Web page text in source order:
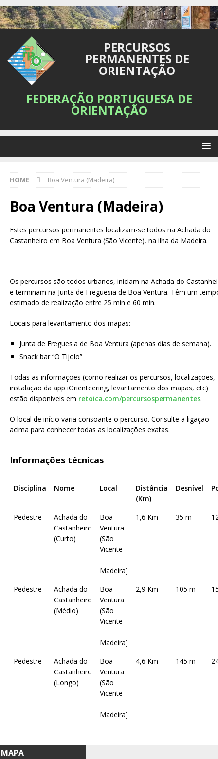
PERCURSOS
PERMANENTES DE
ORIENTAÇÃO
FEDERAÇÃO PORTUGUESA DE
ORIENTAÇÃO
HOME Boa Ventura (Madeira)
Boa Ventura (Madeira)
Estes percursos permanentes localizam-se todos na Achada do
Castanheiro em Boa Ventura (São Vicente), na ilha da Madeira.
Os percursos são todos urbanos, iniciam na Achada do
e terminam na Junta de Freguesia de Boa Ventura. Têm um
estimado de realização entre 25 min e 60 min.
Locais para levantamento dos mapas:
Junta de Freguesia de Boa Ventura (apenas dias de semana).
Snack bar “O Tijolo”
Todas as informações (como realizar os percursos, localizações,
instalação da app iOrienteering, levantamento dos mapas, etc)
estão disponíveis em retoica.com/percursospermanentes.
O local de início varia consoante o percurso. Consulte a ligação
acima para conhecer todas as localizações exatas.
Informações técnicas
Disciplina Nome Local
Distância
(Km)
Desnível
Pedestre
Achada do
Castanheiro
(Curto)
Boa
Ventura
(São
Vicente
–
Madeira)
1,6 Km 35 m
Pedestre
Achada do
Castanheiro
(Médio)
Boa
Ventura
(São
Vicente
–
Madeira)
2,9 Km 105 m
Pedestre
Achada do
Castanheiro
(Longo)
Boa
Ventura
(São
Vicente
–
Madeira)
4,6 Km 145 m
MAPA